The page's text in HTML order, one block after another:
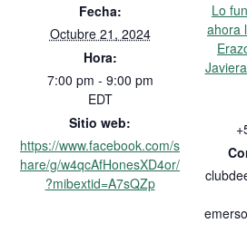
Fecha:
Octubre 21, 2024
Hora:
7:00 pm - 9:00 pm
EDT
Sitio web:
https://www.facebook.com/s
hare/g/w4qcAfHonesXD4or/
?mibextid=A7sQZp
Lo
ahora